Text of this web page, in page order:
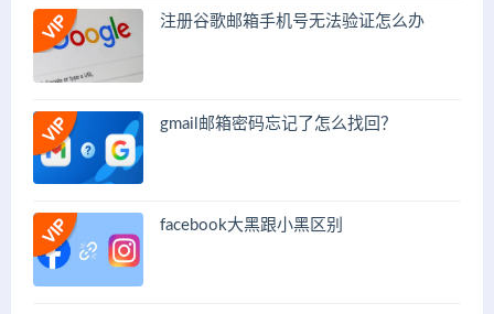
注册谷歌邮箱手机号无法验证怎么办
gmail邮箱密码忘记了怎么找回？
facebook大黑跟小黑区别